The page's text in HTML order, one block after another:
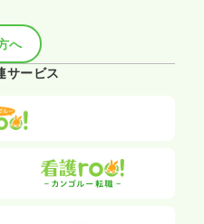
へ
サービス